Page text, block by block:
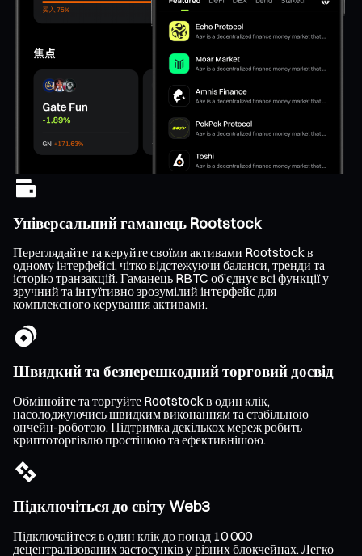
Універсальний гаманець Rootstock
Переглядайте та керуйте своїми активами Rootstock в
одному інтерфейсі, чітко відстежуючи баланси, тренди та
історію транзакцій. Гаманець RBTC об’єднує всі функції у
зручний та інтуїтивно зрозумілий інтерфейс для
комплексного керування активами.
Швидкий та безперешкодний торговий досвід
Обмінюйте та торгуйте Rootstock в один клік,
насолоджуючись швидким виконанням та стабільною
ончейн-роботою. Підтримка декількох мереж робить
криптоторгівлю простішою та ефективнішою.
Підключіться до світу Web3
Підключайтеся в один клік до понад 10 000
децентралізованих застосунків у різних блокчейнах. Легко